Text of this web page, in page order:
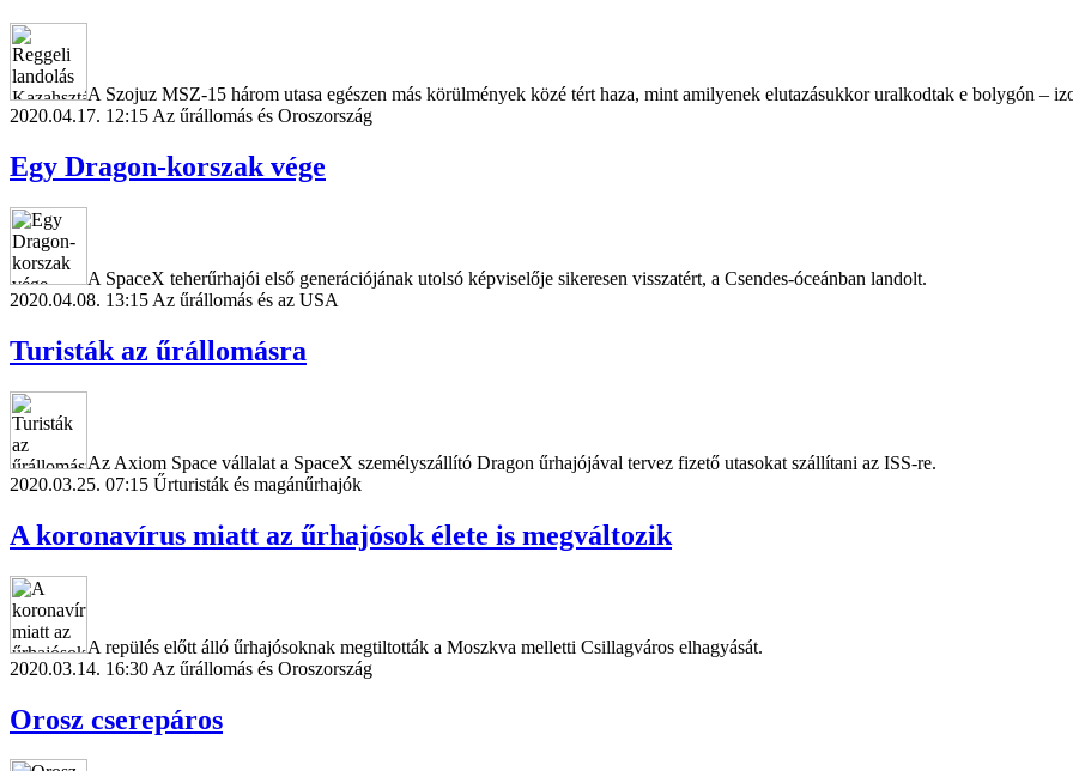
A Szojuz MSZ-15 három utasa egészen más körülmények közé tért haza, mint amilyenek elutazásukkor uralkodtak e bolygón –
2020.04.17. 12:15 Az űrállomás és Oroszország
Egy Dragon-korszak vége
A SpaceX teherűrhajói első generációjának utolsó képviselője sikeresen visszatért, a Csendes-óceánban landolt.
2020.04.08. 13:15 Az űrállomás és az USA
Turisták az űrállomásra
Az Axiom Space vállalat a SpaceX személyszállító Dragon űrhajójával tervez fizető utasokat szállítani az ISS-re.
2020.03.25. 07:15 Űrturisták és magánűrhajók
A koronavírus miatt az űrhajósok élete is megváltozik
A repülés előtt álló űrhajósoknak megtiltották a Moszkva melletti Csillagváros elhagyását.
2020.03.14. 16:30 Az űrállomás és Oroszország
Orosz cserepáros